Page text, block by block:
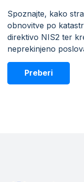
Spoznajte, kako
obnovitve po
direktivo NIS2 ter
neprekinjeno
Preberi